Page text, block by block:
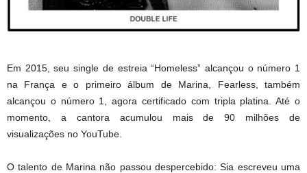
Em 2015, seu single de estreia “Homeless” alcançou o número 1
na França e o primeiro álbum de Marina, Fearless, também
alcançou o número 1, agora certificado com tripla platina. Até o
momento, a cantora acumulou mais de 90 milhões de
visualizações no YouTube.
O talento de Marina não passou despercebido: Sia escreveu uma